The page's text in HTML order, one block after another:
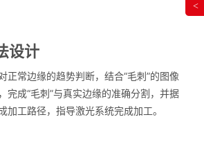
设计
正常边缘的趋势判断，结合“毛刺”的图像
完成“毛刺”与真实边缘的准确分割，并据
加工路径，指导激光系统完成加工。
<